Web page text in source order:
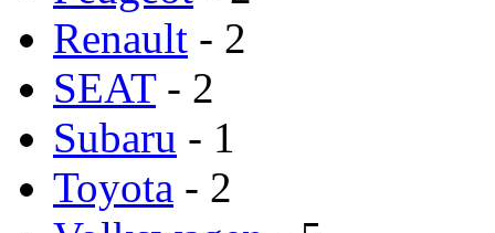
Renault - 2
SEAT- 2
Subaru - 1
Toyota - 2